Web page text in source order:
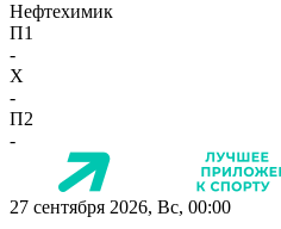
Нефтехимик
П1
-
X
-
П2
-
27 сентября 2026, Вс, 00:00